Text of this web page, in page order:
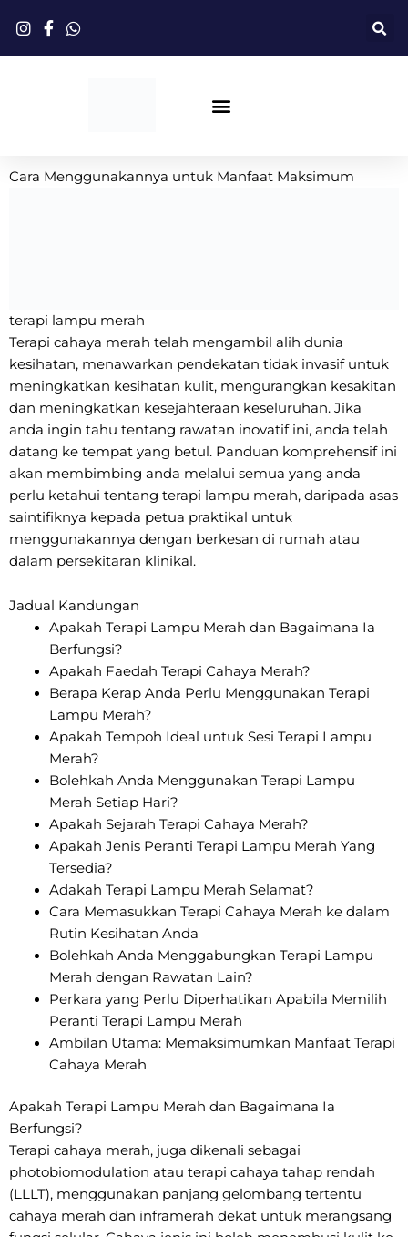
kandungan
Cara Menggunakannya untuk Manfaat Maksimum
terapi lampu merah
Terapi cahaya merah telah mengambil alih dunia
kesihatan, menawarkan pendekatan tidak invasif untuk
meningkatkan kesihatan kulit, mengurangkan kesakitan
dan meningkatkan kesejahteraan keseluruhan. Jika
anda ingin tahu tentang rawatan inovatif ini, anda telah
datang ke tempat yang betul. Panduan komprehensif ini
akan membimbing anda melalui semua yang anda
perlu ketahui tentang terapi lampu merah, daripada asas
saintifiknya kepada petua praktikal untuk
menggunakannya dengan berkesan di rumah atau
dalam persekitaran klinikal.
Jadual Kandungan
Apakah Terapi Lampu Merah dan Bagaimana Ia
Berfungsi?
Apakah Faedah Terapi Cahaya Merah?
Berapa Kerap Anda Perlu Menggunakan Terapi
Lampu Merah?
Apakah Tempoh Ideal untuk Sesi Terapi Lampu
Merah?
Bolehkah Anda Menggunakan Terapi Lampu
Merah Setiap Hari?
Apakah Sejarah Terapi Cahaya Merah?
Apakah Jenis Peranti Terapi Lampu Merah Yang
Tersedia?
Adakah Terapi Lampu Merah Selamat?
Cara Memasukkan Terapi Cahaya Merah ke dalam
Rutin Kesihatan Anda
Bolehkah Anda Menggabungkan Terapi Lampu
Merah dengan Rawatan Lain?
Perkara yang Perlu Diperhatikan Apabila Memilih
Peranti Terapi Lampu Merah
Ambilan Utama: Memaksimumkan Manfaat Terapi
Cahaya Merah
Apakah Terapi Lampu Merah dan Bagaimana Ia
Berfungsi?
Terapi cahaya merah, juga dikenali sebagai
photobiomodulation atau terapi cahaya tahap rendah
(LLLT), menggunakan panjang gelombang tertentu
cahaya merah dan inframerah dekat untuk merangsang